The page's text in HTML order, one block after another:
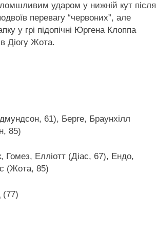
ударом у нижній кут після
перевагу “червоних”, але
у грі підопічні Юргена Клоппа
Діогу Жота.
61), Берге, Браунхілл
85)
Гомез, Елліотт (Діас, 67), Ендо,
(Жота, 85)
(77)